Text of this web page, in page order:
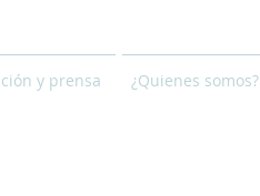
y prensa ¿Quienes somos?